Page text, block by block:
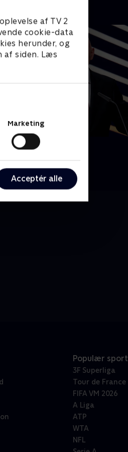
af TV 2
cookie-data
herunder, og
af siden. Læs
Marketing
Acceptér alle
- seneste nyt
Populær sport
3F Superliga
Tour de France
FIFA VM 2026
A Liga
ATP
WTA
NFL